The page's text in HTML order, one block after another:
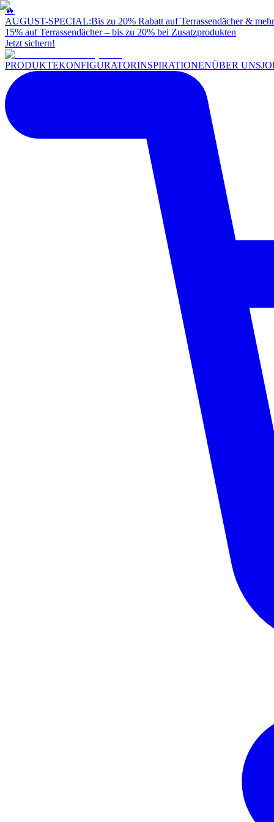
🔥
AUGUST-SPECIAL:Bis zu 20% Rabatt auf Terrassendächer & mehr
15% auf Terrassendächer – bis zu 20% bei Zusatzprodukten
Jetzt sichern!
PRODUKTEKONFIGURATORINSPIRATIONENÜBER UNS